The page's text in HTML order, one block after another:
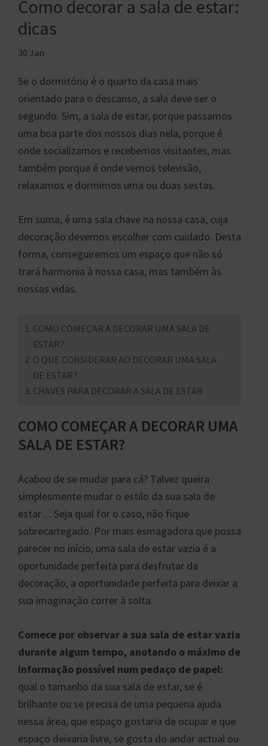
Como decorar a sala de estar:
dicas
30 Jan
Se o dormitório é o quarto da casa mais
orientado para o descanso, a sala deve ser o
segundo. Sim, a sala de estar, porque passamos
uma boa parte dos nossos dias nela, porque é
onde socializamos e recebemos visitantes, mas
também porque é onde vemos televisão,
relaxamos e dormimos uma ou duas sestas.
Em suma, é uma sala chave na nossa casa, cuja
decoração devemos escolher com cuidado. Desta
forma, conseguiremos um espaço que não só
trará harmonia à nossa casa, mas também às
nossas vidas.
COMO COMEÇAR A DECORAR UMA SALA DE
ESTAR?
O QUE CONSIDERAR AO DECORAR UMA SALA
DE ESTAR?
CHAVES PARA DECORAR A SALA DE ESTAR
COMO COMEÇAR A DECORAR UMA
SALA DE ESTAR?
Acabou de se mudar para cá? Talvez queira
simplesmente mudar o estilo da sua sala de
estar… Seja qual for o caso, não fique
sobrecarregado. Por mais esmagadora que possa
parecer no início, uma sala de estar vazia é a
oportunidade perfeita para desfrutar da
decoração, a oportunidade perfeita para deixar a
sua imaginação correr à solta.
Comece por observar a sua sala de estar vazia
durante algum tempo, anotando o máximo de
informação possível num pedaço de papel:
qual o tamanho da sua sala de estar, se é
brilhante ou se precisa de uma pequena ajuda
nessa área, que espaço gostaria de ocupar e que
espaço deixaria livre, se gosta do andar actual ou